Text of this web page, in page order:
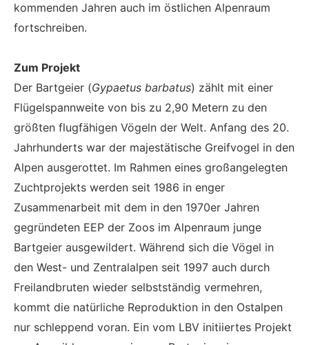
kommenden Jahren auch im östlichen Alpenraum
fortschreiben.
Zum Projekt
Der Bartgeier (Gypaetus barbatus) zählt mit einer
Flügelspannweite von bis zu 2,90 Metern zu den
größten flugfähigen Vögeln der Welt. Anfang des 20.
Jahrhunderts war der majestätische Greifvogel in den
Alpen ausgerottet. Im Rahmen eines großangelegten
Zuchtprojekts werden seit 1986 in enger
Zusammenarbeit mit dem in den 1970er Jahren
gegründeten EEP der Zoos im Alpenraum junge
Bartgeier ausgewildert. Während sich die Vögel in
den West- und Zentralalpen seit 1997 auch durch
Freilandbruten wieder selbstständig vermehren,
kommt die natürliche Reproduktion in den Ostalpen
nur schleppend voran. Ein vom LBV initiiertes Projekt